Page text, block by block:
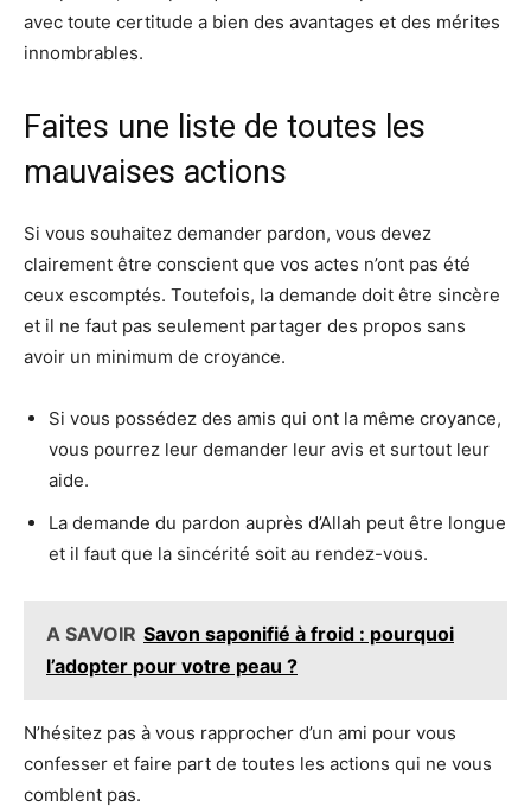
avec toute certitude a bien des avantages et des mérites
innombrables.
Faites une liste de toutes les
mauvaises actions
Si vous souhaitez demander pardon, vous devez
clairement être conscient que vos actes n’ont pas été
ceux escomptés. Toutefois, la demande doit être sincère
et il ne faut pas seulement partager des propos sans
avoir un minimum de croyance.
Si vous possédez des amis qui ont la même croyance,
vous pourrez leur demander leur avis et surtout leur
aide.
La demande du pardon auprès d’Allah peut être longue
et il faut que la sincérité soit au rendez-vous.
A SAVOIR Savon saponifié à froid : pourquoi
l’adopter pour votre peau ?
N’hésitez pas à vous rapprocher d’un ami pour vous
confesser et faire part de toutes les actions qui ne vous
comblent pas.